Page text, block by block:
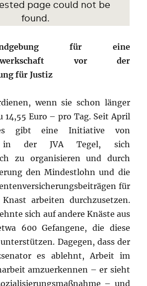
für eine
vor der
für Justiz
wenn sie schon länger
14,55 Euro – pro Tag. Seit April
gibt eine Initiative von
in der JVA Tegel, sich
zu organisieren und durch
den Mindestlohn und die
für
arbeiten durchzusetzen.
sich auf andere Knäste aus
600 Gefangene, die diese
Dagegen, dass der
es ablehnt, Arbeit im
amzuerkennen – er sieht
– und